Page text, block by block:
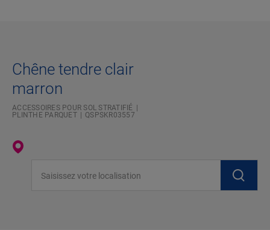
Chêne tendre clair
marron
ACCESSOIRES POUR SOL STRATIFIÉ
PLINTHE PARQUET
QSPSKR03557